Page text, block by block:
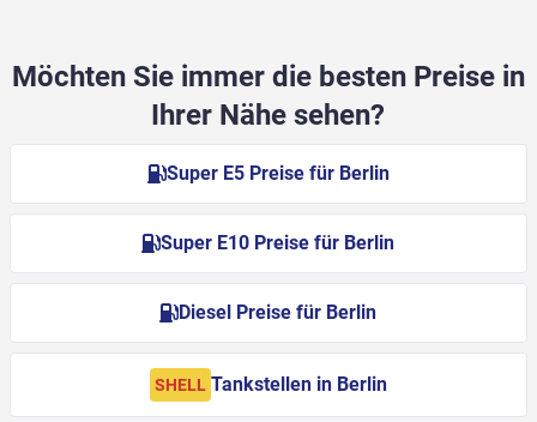
Möchten Sie immer die besten Preise in
Ihrer Nähe sehen?
Super E5 Preise für Berlin
Super E10 Preise für Berlin
Diesel Preise für Berlin
SHELL Tankstellen in Berlin